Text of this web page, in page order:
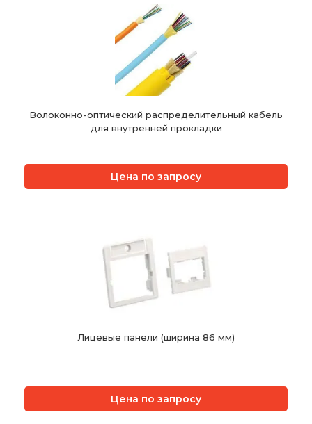
Волоконно-оптический распределительный кабель
для внутренней прокладки
Цена по запросу
Лицевые панели (ширина 86 мм)
Цена по запросу